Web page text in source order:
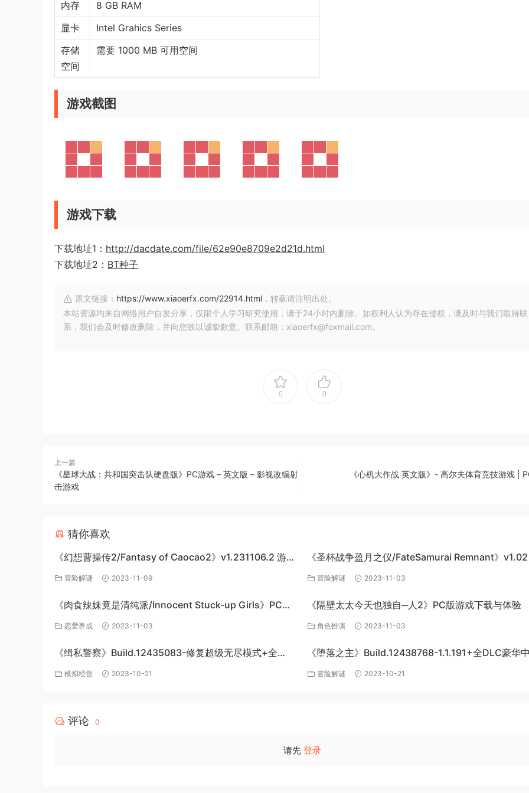
内存
8 GB RAM
显卡
Intel Grahics Series
存储
空间
需要 1000 MB 可用空间
游戏截图
游戏下载
下载地址1： http://dacdate.com/file/62e90e8709e2d21d.html
下载地址2： BT种子
原文链接： https://www.xiaoerfx.com/22914.html ，转载请注明出处。
本站资源均来自网络用户自发分享，仅限个人学习研究使用，请于24小时内删除。如权利人认为存在侵权，请及时与我们取得联
系，我们会及时修改删除，并向您致以诚挚歉意。联系邮箱：xiaoerfx@foxmail.com。
0 0
上一篇
《星球大战：共和国突击队硬盘版》PC游戏 – 英文版 – 影视改编射
击游戏
《心机大作战 英文版》- 高尔夫体育竞技游戏 |
猜你喜欢
《幻想曹操传2/Fantasy of Caocao2》v1.231106.2 游戏
下载与介绍
冒险解谜 2023-11-09
《圣杯战争盈月之仪/FateSamurai Remnant》
单机游戏下载
冒险解谜 2023-11-03
《肉食辣妹竟是清纯派/Innocent Stuck-up Girls》PC单
机游戏免费下载
恋爱养成 2023-11-03
《隔壁太太今天也独自─人2》PC版游戏下载与体验
角色扮演 2023-11-03
《缉私警察》Build.12435083-修复超级无尽模式+全
DLC-官方中文-免费下载
模拟经营 2023-10-21
《堕落之主》Build.12438768-1.1.191+全DLC豪华
下载冒险解谜 2023-10-21
评论 0
请先 登录